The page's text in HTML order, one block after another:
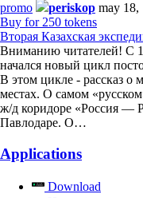
promo periskop may 18,
Buy for 250 tokens
Вторая Казахская
Вниманию читателей! С
начался новый цикл
В этом цикле - рассказ о
местах. О самом
ж/д коридоре «Россия —
Павлодаре. О…
Applications
Download